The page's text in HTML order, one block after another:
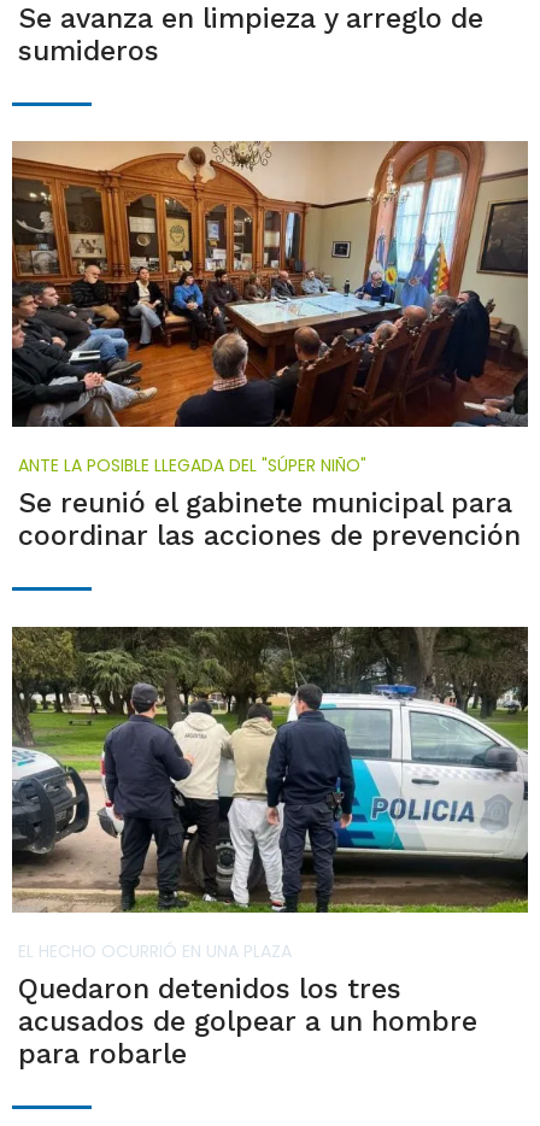
Se avanza en limpieza y arreglo de
sumideros
ANTE LA POSIBLE LLEGADA DEL "SÚPER NIÑO"
Se reunió el gabinete municipal para
coordinar las acciones de prevención
EL HECHO OCURRIÓ EN UNA PLAZA
Quedaron detenidos los tres
acusados de golpear a un hombre
para robarle